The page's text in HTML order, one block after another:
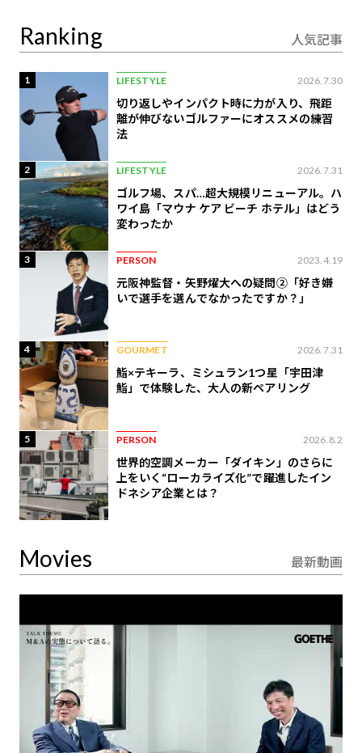
Ranking 人気記事
1 LIFESTYLE 2026.7.30
切り返しやインパクト時に力が入り、飛距
離が伸びないゴルファーにオススメの練習
法
2 LIFESTYLE 2026.7.31
ゴルフ場、スパ…超大規模リニューアル。ハ
ワイ島「マウナ ケア ビーチ ホテル」はどう
変わったか
3 PERSON 2023.4.19
元阪神監督・矢野燿大への疑問②「好き嫌
いで選手を選んでなかったですか？」
4 GOURMET 2026.7.31
鮨×テキーラ、ミシュラン1つ星「宇田津
鮨」で体験した、大人の新ペアリング
5 PERSON 2026.8.2
世界的空調メーカー「ダイキン」のさらに
上をいく“ローカライズ化”で躍進したイン
ドネシア企業とは？
Movies 最新動画